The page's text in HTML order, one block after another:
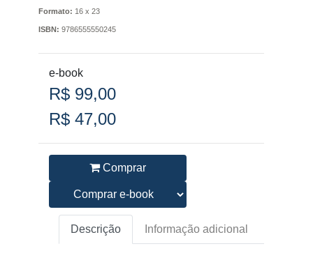
Formato: 16 x 23
ISBN: 9786555550245
e-book
R$ 99,00
R$ 47,00
Comprar
Descrição Informação adicional